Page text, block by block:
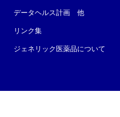
データヘルス計画 他
リンク集
ジェネリック医薬品について